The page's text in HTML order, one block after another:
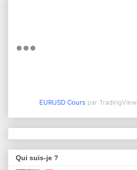
EURUSD Cours par TradingView
Qui suis-je ?